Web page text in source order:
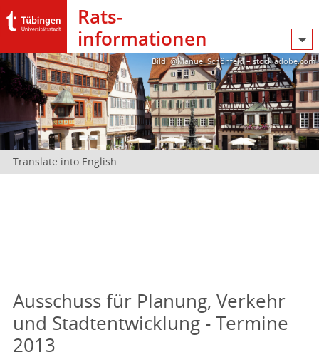
Rats­
informationen
Bild: @Manuel Schönfeld – stock.adobe.com
Translate into English
Ausschuss für Planung, Verkehr
und Stadtentwicklung - Termine
2013